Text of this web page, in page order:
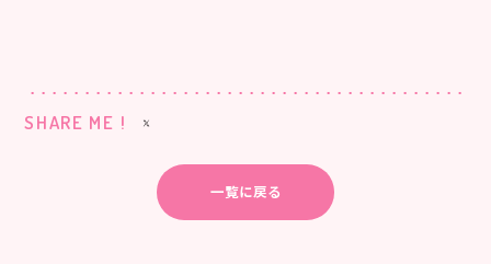
SHARE ME !
一覧に戻る